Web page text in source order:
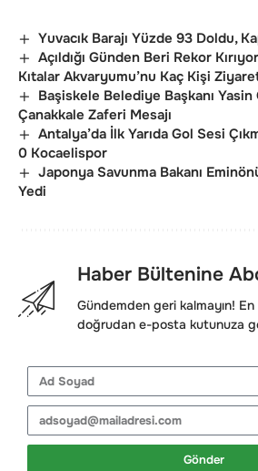
Yuvacık Barajı Yüzde 93 Doldu,
Açıldığı Günden Beri Rekor
Kıtalar Akvaryumu’nu Kaç Kişi
Başiskele Belediye Başkanı Yasin
Çanakkale Zaferi Mesajı
Antalya’da İlk Yarıda Gol Sesi
0 Kocaelispor
Japonya Savunma Bakanı
Yedi
Haber Bültenine
Gündemden geri kalmayın!
doğrudan e-posta kutunuza
Gönder